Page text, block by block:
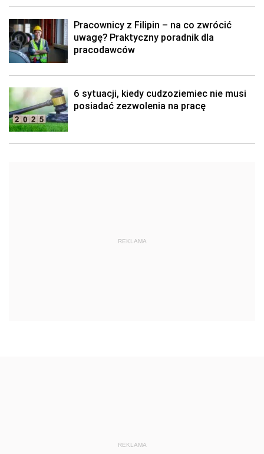
Pracownicy z Filipin – na co zwrócić
uwagę? Praktyczny poradnik dla
pracodawców
6 sytuacji, kiedy cudzoziemiec nie musi
posiadać zezwolenia na pracę
REKLAMA
REKLAMA